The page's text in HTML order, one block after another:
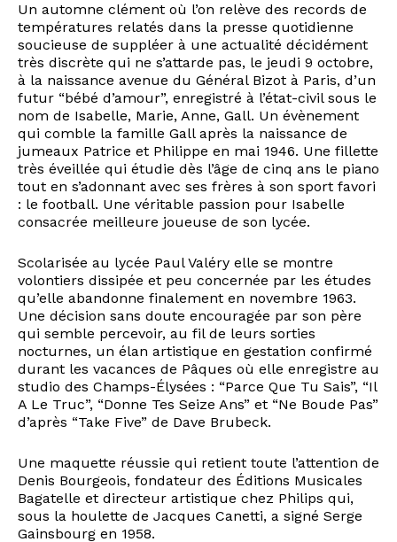
Un automne clément où l’on relève des records de
températures relatés dans la presse quotidienne
soucieuse de suppléer à une actualité décidément
très discrète qui ne s’attarde pas, le jeudi 9 octobre,
à la naissance avenue du Général Bizot à Paris, d’un
futur “bébé d’amour”, enregistré à l’état-civil sous le
nom de Isabelle, Marie, Anne, Gall. Un évènement
qui comble la famille Gall après la naissance de
jumeaux Patrice et Philippe en mai 1946. Une fillette
très éveillée qui étudie dès l’âge de cinq ans le piano
tout en s’adonnant avec ses frères à son sport favori
: le football. Une véritable passion pour Isabelle
consacrée meilleure joueuse de son lycée.
Scolarisée au lycée Paul Valéry elle se montre
volontiers dissipée et peu concernée par les études
qu’elle abandonne finalement en novembre 1963.
Une décision sans doute encouragée par son père
qui semble percevoir, au fil de leurs sorties
nocturnes, un élan artistique en gestation confirmé
durant les vacances de Pâques où elle enregistre au
studio des Champs-Élysées : “Parce Que Tu Sais”, “Il
A Le Truc”, “Donne Tes Seize Ans” et “Ne Boude Pas”
d’après “Take Five” de Dave Brubeck.
Une maquette réussie qui retient toute l’attention de
Denis Bourgeois, fondateur des Éditions Musicales
Bagatelle et directeur artistique chez Philips qui,
sous la houlette de Jacques Canetti, a signé Serge
Gainsbourg en 1958.